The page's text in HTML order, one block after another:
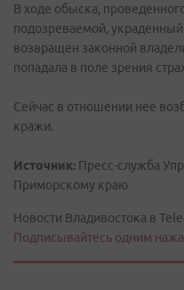
В ходе обыска,
подозреваемой,
возвращен законной
попадала в поле зрения
Сейчас в отношении нее
кражи.
Источник: Пресс-служба
Приморскому краю
Новости Владивостока в
Подписывайтесь одним